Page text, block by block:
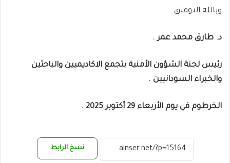
وبالله التوفيق .
د. طارق محمد عمر .
رئيس لجنة الشؤون الأمنية بتجمع الاكاديميين والباحثين
والخبراء السودانيين .
الخرطوم في يوم الأربعاء 29 أكتوبر 2025 .
نسخ الرابط